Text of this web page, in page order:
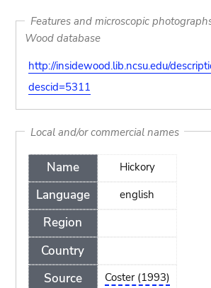
Features and microscopic
Wood database
http://insidewood.lib.ncsu.edu/
descid=5311
Local and/or commercial names
Name
Language
Region
Country
Source
Hickory
english
Coster (1993)